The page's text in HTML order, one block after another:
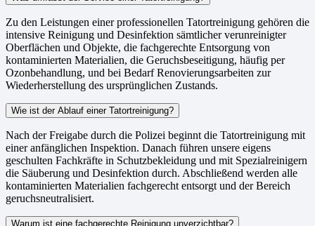
Zu den Leistungen einer professionellen Tatortreinigung gehören die
intensive Reinigung und Desinfektion sämtlicher verunreinigter
Oberflächen und Objekte, die fachgerechte Entsorgung von
kontaminierten Materialien, die Geruchsbeseitigung, häufig per
Ozonbehandlung, und bei Bedarf Renovierungsarbeiten zur
Wiederherstellung des ursprünglichen Zustands.
Wie ist der Ablauf einer Tatortreinigung?
Nach der Freigabe durch die Polizei beginnt die Tatortreinigung mit
einer anfänglichen Inspektion. Danach führen unsere eigens
geschulten Fachkräfte in Schutzbekleidung und mit Spezialreinigern
die Säuberung und Desinfektion durch. Abschließend werden alle
kontaminierten Materialien fachgerecht entsorgt und der Bereich
geruchsneutralisiert.
Warum ist eine fachgerechte Reinigung unverzichtbar?